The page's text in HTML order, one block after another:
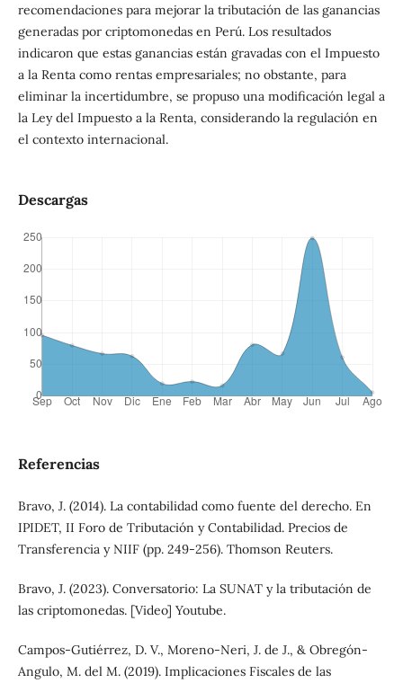
recomendaciones para mejorar la tributación de las ganancias
generadas por criptomonedas en Perú. Los resultados
indicaron que estas ganancias están gravadas con el Impuesto
a la Renta como rentas empresariales; no obstante, para
eliminar la incertidumbre, se propuso una modificación legal a
la Ley del Impuesto a la Renta, considerando la regulación en
el contexto internacional.
Descargas
Referencias
Bravo, J. (2014). La contabilidad como fuente del derecho. En
IPIDET, II Foro de Tributación y Contabilidad. Precios de
Transferencia y NIIF (pp. 249-256). Thomson Reuters.
Bravo, J. (2023). Conversatorio: La SUNAT y la tributación de
las criptomonedas. [Video] Youtube.
Campos-Gutiérrez, D. V., Moreno-Neri, J. de J., & Obregón-
Angulo, M. del M. (2019). Implicaciones Fiscales de las